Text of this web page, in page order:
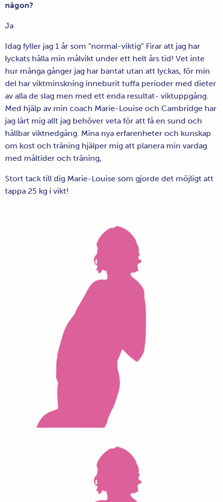
någon?
Ja
Idag fyller jag 1 år som “normal-viktig” Firar att jag har
lyckats hålla min målvikt under ett helt års tid! Vet inte
hur många gånger jag har bantat utan att lyckas, för min
del har viktminskning inneburit tuffa perioder med dieter
av alla de slag men med ett enda resultat- viktuppgång.
Med hjälp av min coach Marie-Louise och Cambridge har
jag lärt mig allt jag behöver veta för att få en sund och
hållbar viktnedgång. Mina nya erfarenheter och kunskap
om kost och träning hjälper mig att planera min vardag
med måltider och träning,
Stort tack till dig Marie-Louise som gjorde det möjligt att
tappa 25 kg i vikt!